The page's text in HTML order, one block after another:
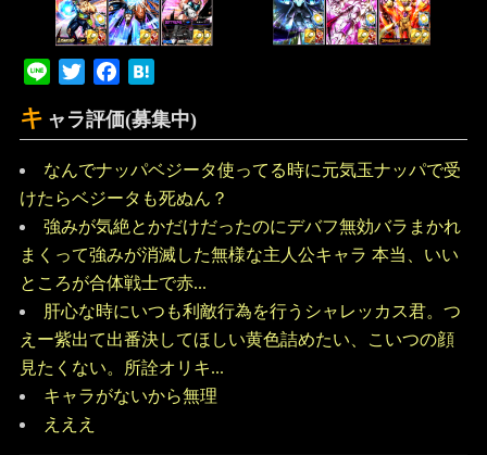
Line Twitter Facebook
キ ャラ評価(募集中)
なんでナッパベジータ使ってる時に元気玉ナッパで受
けたらベジータも死ぬん？
強みが気絶とかだけだったのにデバフ無効バラまかれ
まくって強みが消滅した無様な主人公キャラ 本当、いい
ところが合体戦士で赤...
肝心な時にいつも利敵行為を行うシャレッカス君。つ
えー紫出て出番決してほしい黄色詰めたい、こいつの顔
見たくない。所詮オリキ...
キャラがないから無理
えええ